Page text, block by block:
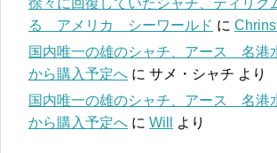
徐々に回復していたシャチ、ティリク
る アメリカ シーワールド に
国内唯一の雄のシャチ、アース 名港
から購入予定へ に サメ・シャチ より
国内唯一の雄のシャチ、アース 名港
から購入予定へ に Will より